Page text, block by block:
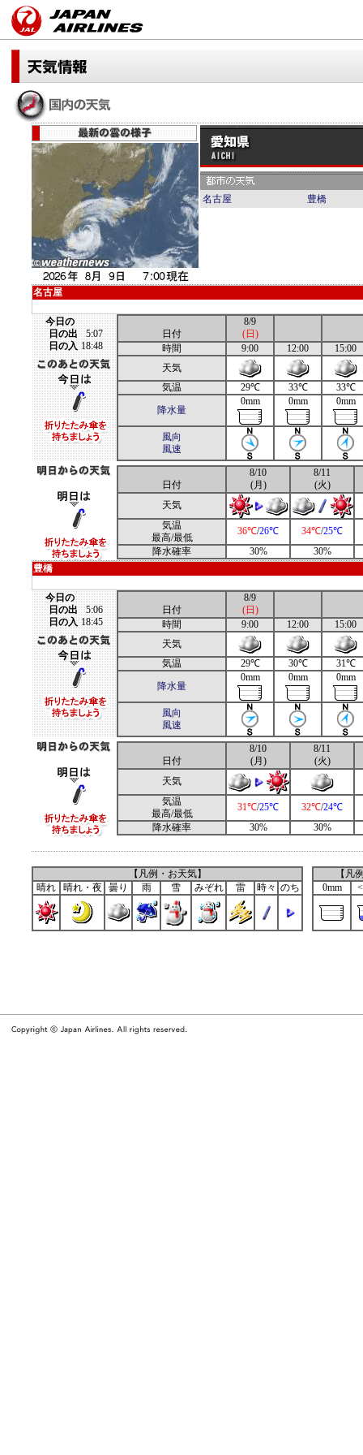
名古屋 豊橋
名古屋
今日の
日の出
5:07
日の入 18:48
日付
8/9
(日)
時間
9:00 12:00
15:00
天気
気温
29℃ 33℃
33℃
降水量
0mm 0mm 0mm
風向
風速
日付
8/10
(月)
8/11
(火)
天気
気温
最高/最低
36℃/26℃ 34℃/25℃
降水確率
30%
30%
豊橋
今日の
日の出
5:06
日の入 18:45
日付
8/9
(日)
時間
9:00 12:00
15:00
天気
気温
29℃ 30℃
31℃
降水量
0mm 0mm 0mm
風向
風速
日付
8/10
(月)
8/11
(火)
天気
気温
最高/最低
31℃/25℃ 32℃/24℃
降水確率
30% 30%
【凡例・お天気】
晴れ
晴れ・夜 曇り 雨 雪 みぞれ 雷 時々 のち
【
0mm